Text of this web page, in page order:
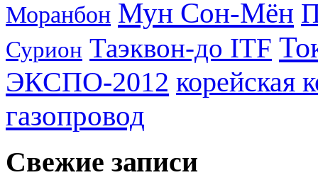
Моранбон Мун Сон-Мён
Сурион Таэквон-до ITF
ЭКСПО-2012 корейская
газопровод
Свежие записи